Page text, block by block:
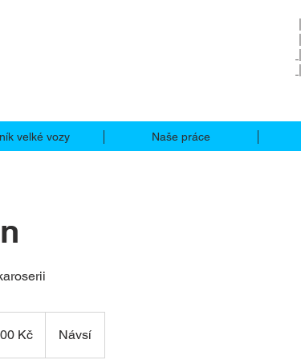
velké vozy Naše práce
Kč Návsí